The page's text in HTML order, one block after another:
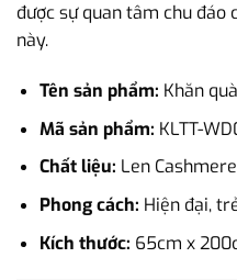
được sự quan tâm chu đáo
này.
Tên sản phẩm: Khăn
Mã sản phẩm: KLTT-
Chất liệu: Len
Phong cách: Hiện đại,
Kích thước: 65cm x